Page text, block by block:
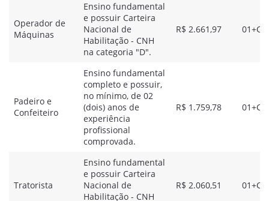
Operador de
Máquinas
Ensino fundamental
e possuir Carteira
Nacional de
Habilitação - CNH
na categoria "D".
R$ 2.661,97 01+CR
Padeiro e
Confeiteiro
Ensino fundamental
completo e possuir,
no mínimo, de 02
(dois) anos de
experiência
profissional
comprovada.
R$ 1.759,78 01+CR
Tratorista
Ensino fundamental
e possuir Carteira
Nacional de
Habilitação - CNH
R$ 2.060,51 01+CR